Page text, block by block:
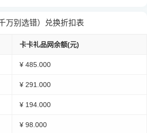
万别选错）兑换折扣表
卡卡礼品网余额(元)
¥ 485.000
¥ 291.000
¥ 194.000
¥ 98.000